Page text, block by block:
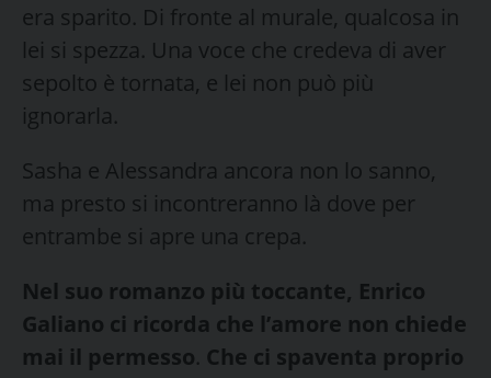
era sparito. Di fronte al murale, qualcosa in
lei si spezza. Una voce che credeva di aver
sepolto è tornata, e lei non può più
ignorarla.
Sasha e Alessandra ancora non lo sanno,
ma presto si incontreranno là dove per
entrambe si apre una crepa.
Nel suo romanzo più toccante, Enrico
Galiano ci ricorda che l’amore non chiede
mai il permesso. Che ci spaventa proprio